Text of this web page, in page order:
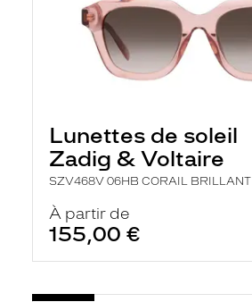
Lunettes de soleil
Zadig & Voltaire
SZV468V 06HB CORAIL BRILLANT
À partir de
155,00 €